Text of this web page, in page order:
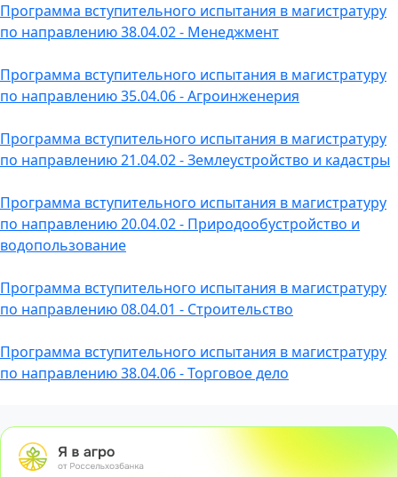
Программа вступительного испытания в магистратуру
по направлению 38.04.02 - Менеджмент
Программа вступительного испытания в магистратуру
по направлению 35.04.06 - Агроинженерия
Программа вступительного испытания в магистратуру
по направлению 21.04.02 - Землеустройство и кадастры
Программа вступительного испытания в магистратуру
по направлению 20.04.02 - Природообустройство и
водопользование
Программа вступительного испытания в магистратуру
по направлению 08.04.01 - Строительство
Программа вступительного испытания в магистратуру
по направлению 38.04.06 - Торговое дело